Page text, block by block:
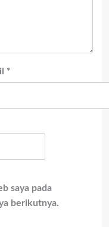
*
saya pada
berikutnya.